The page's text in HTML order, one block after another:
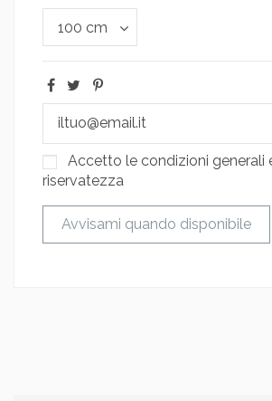
Accetto le condizioni generali
riservatezza